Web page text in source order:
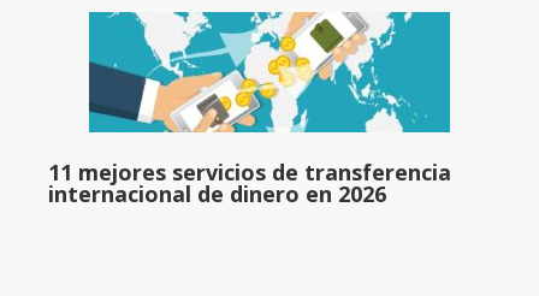
11 mejores servicios de transferencia
internacional de dinero en 2026